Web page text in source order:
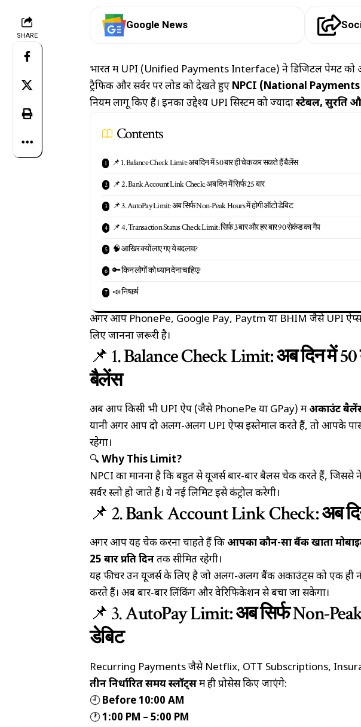
SHARE
Google News
भारत में UPI (Unified Payments Interface) ने डिजिटल पेमेंट को
ट्रैफिक और सर्वर पर लोड को देखते हुए NPCI (National
नियम लागू किए हैं। इनका उद्देश्य UPI सिस्टम को ज्यादास्टेबल, सुरक्षित
Contents
📌 1. Balance Check Limit: अब दिन में 50 बार ही चेक कर सकते हैं बैलेंस
📌 2. Bank Account Link Check: अब दिन में सिर्फ 25 बार
📌 3. AutoPay Limit: अब सिर्फ Non-Peak Hours में होगी ऑटो डेबिट
📌 4. Transaction Status Check Limit: सिर्फ 3 बार और हर बार 90 सेकंड का गैप
🧠 आखिर क्यों लाए गए ये बदलाव?
🔑 किन लोगों को ध्यान देना चाहिए?
📣 निष्कर्ष
अगर आप PhonePe, Google Pay, Paytm या BHIM जैसे UPI
लिए जानना ज़रूरी है।
📌 1.Balance Check Limit: अब दिन में
बैलेंस
अब आप किसी भी UPI ऐप (जैसे PhonePe या GPay) मेंअकाउंट बैलेंस
यानी अगर आप दो अलग-अलग UPI ऐप्स इस्तेमाल करते हैं, तो आपके
रहेगा।
🔍Why This Limit?
NPCI का मानना है कि बहुत से यूजर्स बार-बार बैलेंस चेक करते हैं, जिससे
सर्वर स्लो हो जाते हैं। ये नई लिमिट इसे कंट्रोल करेगी।
📌 2.Bank Account Link Check: अब
अगर आप यह चेक करना चाहते हैं किआपका कौन-सा बैंक खाता
25 बार प्रति दिनतक सीमित रहेगी।
यह फीचर उन यूजर्स के लिए है जो अलग-अलग बैंक अकाउंट्स को एक ही
करते हैं। अब बार-बार लिंकिंग और वेरिफिकेशन से बचा जा सकेगा।
📌 3.AutoPay Limit: अब सिर्फ Non-
डेबिट
Recurring Payments जैसे Netflix, OTT Subscriptions,
तीन निर्धारित समय स्लॉट्समें ही प्रोसेस किए जाएंगे:
🕘Before 10:00 AM
🕐1:00 PM – 5:00 PM